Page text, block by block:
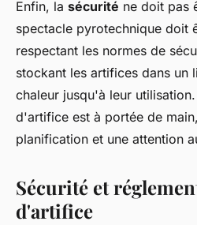
Enfin, la sécurité ne doit pas
spectacle pyrotechnique doit
respectant les normes de
stockant les artifices dans un
chaleur jusqu'à leur
d'artifice est à portée de
planification et une attention
Sécurité et
d'artifice